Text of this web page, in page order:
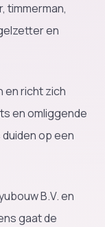
timmerman,
en
en richt zich
en omliggende
op een
B.V. en
gaat de